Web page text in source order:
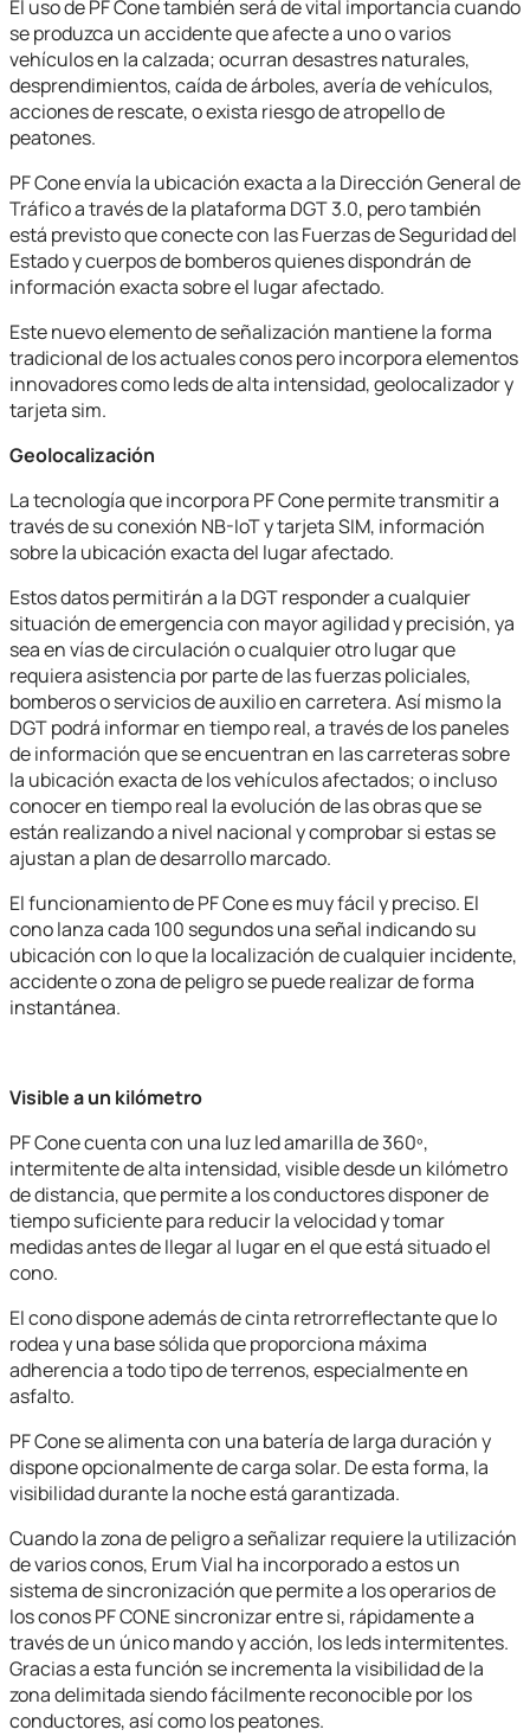
El uso de PF Cone también será de vital importancia cuando
se produzca un accidente que afecte a uno o varios
vehículos en la calzada; ocurran desastres naturales,
desprendimientos, caída de árboles, avería de vehículos,
acciones de rescate, o exista riesgo de atropello de
peatones.
PF Cone envía la ubicación exacta a la Dirección General de
Tráfico a través de la plataforma DGT 3.0, pero también
está previsto que conecte con las Fuerzas de Seguridad del
Estado y cuerpos de bomberos quienes dispondrán de
información exacta sobre el lugar afectado.
Este nuevo elemento de señalización mantiene la forma
tradicional de los actuales conos pero incorpora elementos
innovadores como leds de alta intensidad, geolocalizador y
tarjeta sim.
Geolocalización
La tecnología que incorpora PF Cone permite transmitir a
través de su conexión NB-IoT y tarjeta SIM, información
sobre la ubicación exacta del lugar afectado.
Estos datos permitirán a la DGT responder a cualquier
situación de emergencia con mayor agilidad y precisión, ya
sea en vías de circulación o cualquier otro lugar que
requiera asistencia por parte de las fuerzas policiales,
bomberos o servicios de auxilio en carretera. Así mismo la
DGT podrá informar en tiempo real, a través de los paneles
de información que se encuentran en las carreteras sobre
la ubicación exacta de los vehículos afectados; o incluso
conocer en tiempo real la evolución de las obras que se
están realizando a nivel nacional y comprobar si estas se
ajustan a plan de desarrollo marcado.
El funcionamiento de PF Cone es muy fácil y preciso. El
cono lanza cada 100 segundos una señal indicando su
ubicación con lo que la localización de cualquier incidente,
accidente o zona de peligro se puede realizar de forma
instantánea.
Visible a un kilómetro
PF Cone cuenta con una luz led amarilla de 360º,
intermitente de alta intensidad, visible desde un kilómetro
de distancia, que permite a los conductores disponer de
tiempo suficiente para reducir la velocidad y tomar
medidas antes de llegar al lugar en el que está situado el
cono.
El cono dispone además de cinta retrorreflectante que lo
rodea y una base sólida que proporciona máxima
adherencia a todo tipo de terrenos, especialmente en
asfalto.
PF Cone se alimenta con una batería de larga duración y
dispone opcionalmente de carga solar. De esta forma, la
visibilidad durante la noche está garantizada.
Cuando la zona de peligro a señalizar requiere la utilización
de varios conos, Erum Vial ha incorporado a estos un
sistema de sincronización que permite a los operarios de
los conos PF CONE sincronizar entre si, rápidamente a
través de un único mando y acción, los leds intermitentes.
Gracias a esta función se incrementa la visibilidad de la
zona delimitada siendo fácilmente reconocible por los
conductores, así como los peatones.